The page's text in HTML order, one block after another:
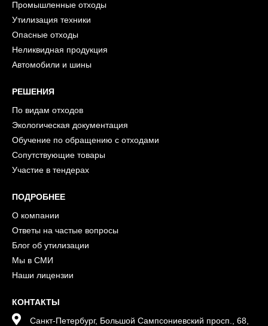
Промышленные отходы
Утилизация техники
Опасные отходы
Неликвидная продукция
Автомобили и шины
РЕШЕНИЯ
По видам отходов
Экологическая документация
Обучение по обращению с отходами
Сопутствующие товары
Участие в тендерах
ПОДРОБНЕЕ
О компании
Ответы на частые вопросы
Блог об утилизации
Мы в СМИ
Наши лицензии
КОНТАКТЫ
Санкт-Петербург, Большой Сампсониевский просп., 68,